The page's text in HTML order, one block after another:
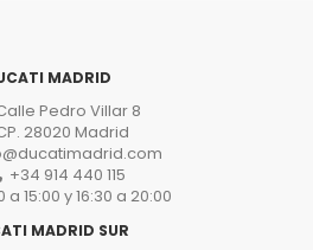
MADRID
Pedro Villar 8
28020 Madrid
+34 914 440 115
a 15:00 y 16:30 a 20:00
MADRID SUR